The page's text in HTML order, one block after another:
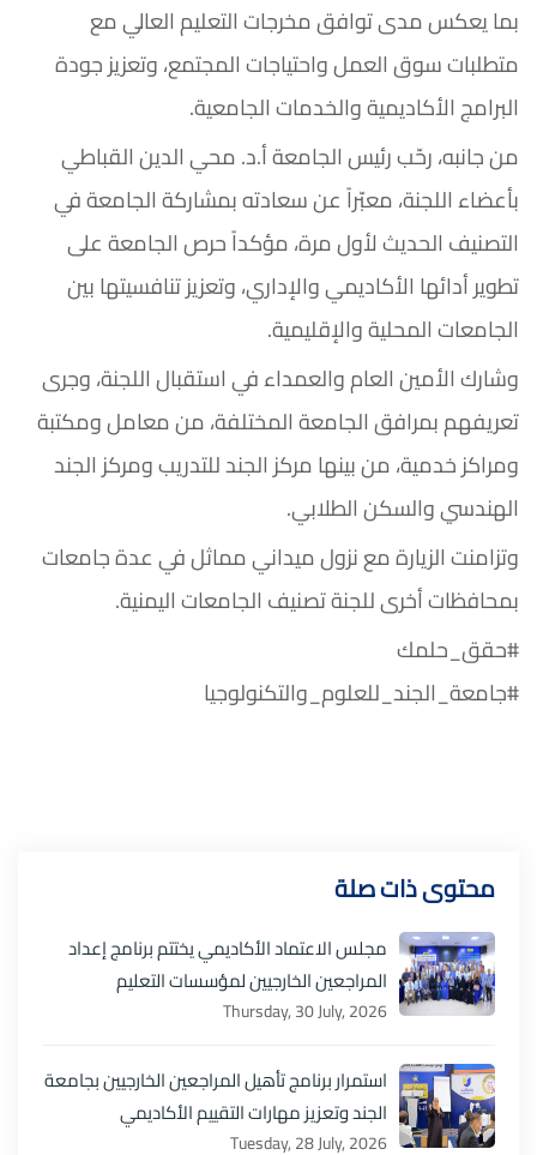
بما يعكس مدى توافق مخرجات التعليم العالي مع
متطلبات سوق العمل واحتياجات المجتمع، وتعزيز جودة
البرامج الأكاديمية والخدمات الجامعية.
من جانبه، رحّب رئيس الجامعة أ.د. محي الدين القباطي
بأعضاء اللجنة، معبّراً عن سعادته بمشاركة الجامعة في
التصنيف الحديث لأول مرة، مؤكداً حرص الجامعة على
تطوير أدائها الأكاديمي والإداري، وتعزيز تنافسيتها بين
الجامعات المحلية والإقليمية.
وشارك الأمين العام والعمداء في استقبال اللجنة، وجرى
تعريفهم بمرافق الجامعة المختلفة، من معامل ومكتبة
ومراكز خدمية، من بينها مركز الجند للتدريب ومركز الجند
الهندسي والسكن الطلابي.
وتزامنت الزيارة مع نزول ميداني مماثل في عدة جامعات
بمحافظات أخرى للجنة تصنيف الجامعات اليمنية.
#حقق_حلمك
#جامعة_الجند_للعلوم_والتكنولوجيا
محتوى ذات صلة
مجلس الاعتماد الأكاديمي يختتم برنامج إعداد
المراجعين الخارجيين لمؤسسات التعليم
Thursday, 30 July, 2026
استمرار برنامج تأهيل المراجعين الخارجيين بجامعة
الجند وتعزيز مهارات التقييم الأكاديمي
Tuesday, 28 July, 2026